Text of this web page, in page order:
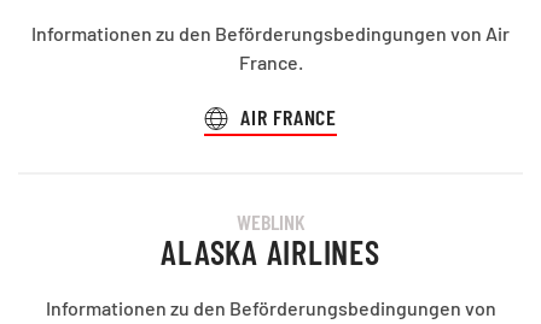
Informationen zu den Beförderungsbedingungen von Air
France.
AIR FRANCE
WEBLINK
ALASKA AIRLINES
Informationen zu den Beförderungsbedingungen von